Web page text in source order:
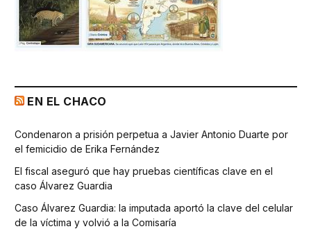
EN EL CHACO
Condenaron a prisión perpetua a Javier Antonio Duarte por
el femicidio de Erika Fernández
El fiscal aseguró que hay pruebas científicas clave en el
caso Álvarez Guardia
Caso Álvarez Guardia: la imputada aportó la clave del celular
de la víctima y volvió a la Comisaría